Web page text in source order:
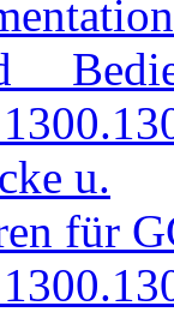
u.
für